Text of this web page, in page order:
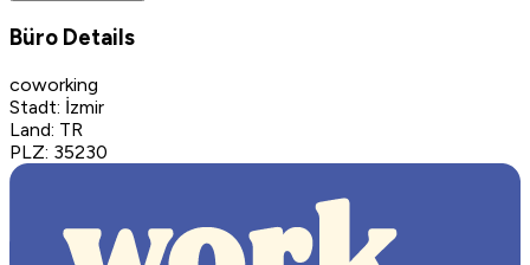
Büro Details
coworking
Stadt: İzmir
Land: TR
PLZ: 35230